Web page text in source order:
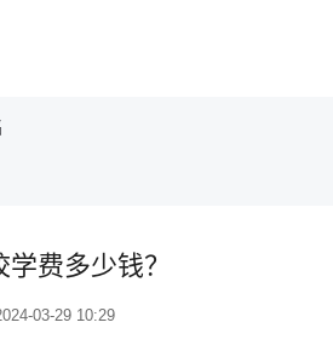
费多少钱？
03-29 10:29